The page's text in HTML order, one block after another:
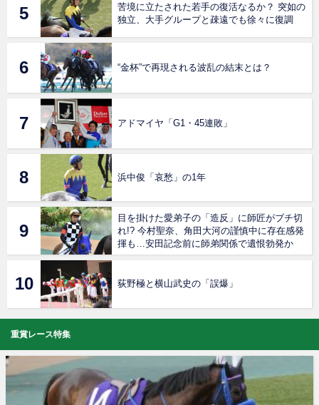
苦境に立たされた若手の復活なるか？ 突如の
独立、大手グループと疎遠でも徐々に復調
“金杯”で再現される波乱の結末とは？
アドマイヤ「G1・45連敗」
浜中俊「哀愁」の1年
目を掛けた愛弟子の「造反」に師匠がブチ切
れ!? 今村聖奈、角田大河の謹慎中に存在感発
揮も…安田記念前に師弟関係で遺恨勃発か
荻野極と横山武史の「誤爆」
重賞レース特集